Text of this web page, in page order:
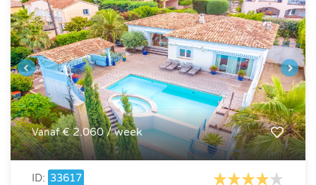
Vanaf€ 2.060 / week
ID: 33617